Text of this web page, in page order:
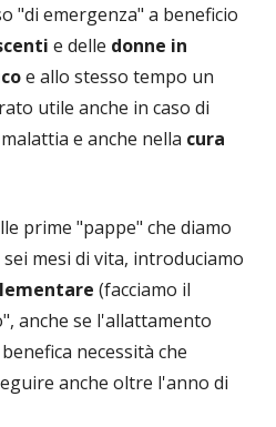
"di emergenza" a beneficio
e delle donne in
e allo stesso tempo un
utile anche in caso di
e anche nella cura
prime "pappe" che diamo
mesi di vita, introduciamo
(facciamo il
anche se l'allattamento
necessità che
anche oltre l'anno di